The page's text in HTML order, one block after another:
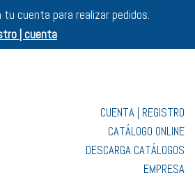
cuenta para realizar pedidos.
| cuenta
CUENTA | REGISTRO
CATÁLOGO ONLINE
DESCARGA CATÁLOGOS
EMPRESA